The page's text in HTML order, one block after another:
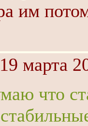
им
марта
что